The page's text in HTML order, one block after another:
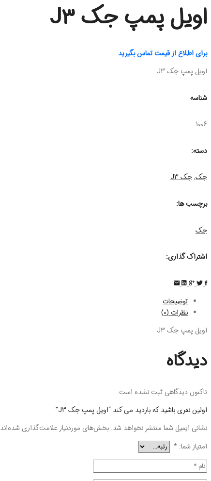
اویل پمپ جک J3
برای اطلاع از قیمت تماس بگیرید
اویل پمپ جک J3
شناسه
1006
دسته:
جک,جک J3
برچسب ها:
جک
اشتراک گذاری:
توضیحات
نظرات (0)
اویل پمپ جک J3
دیدگاه
تاکنون دیدگاهی ثبت نشده است.
اولین نفری باشید که بازدید می کند “اویل پمپ جک J3”
نشانی ایمیل شما منتشر نخواهد شد. بخش‌های موردنیاز علامت‌گذاری شده‌اند
امتیاز شما: *